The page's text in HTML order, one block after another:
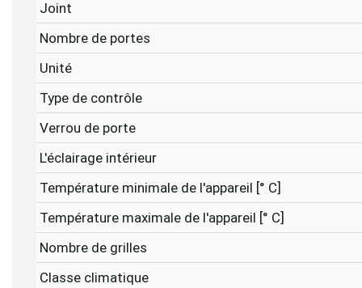
Joint
Nombre de portes
Unité
Type de contrôle
Verrou de porte
L'éclairage intérieur
Température minimale de l'appareil [° C]
Température maximale de l'appareil [° C]
Nombre de grilles
Classe climatique